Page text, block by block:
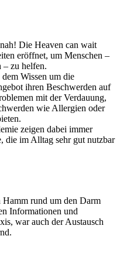
Die Heaven can wait
eröffnet, um Menschen –
– zu helfen.
Wissen um die
ihren Beschwerden auf
mit der Verdauung,
wie Allergien oder
zeigen dabei immer
die im Alltag sehr gut nutzbar
rund um den Darm
Informationen und
war auch der Austausch